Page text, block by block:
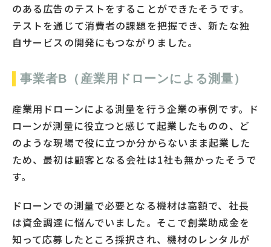
のある広告のテストをすることができたそうです。
テストを通じて消費者の課題を把握でき、新たな独
自サービスの開発にもつながりました。
事業者B（産業用ドローンによる測量）
産業用ドローンによる測量を行う企業の事例です。ド
ローンが測量に役立つと感じて起業したものの、ど
のような現場で役に立つか分からないまま起業した
ため、最初は顧客となる会社は1社も無かったそうで
す。
ドローンでの測量で必要となる機材は高額で、社長
は資金調達に悩んでいました。そこで創業助成金を
知って応募したところ採択され、機材のレンタルが